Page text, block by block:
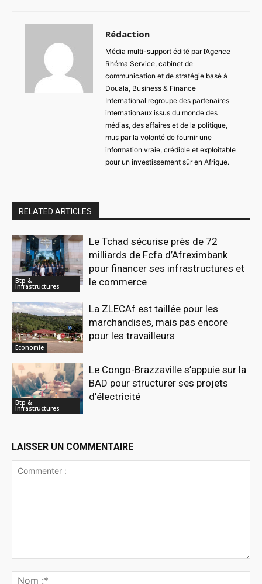
Rédaction
Média multi-support édité par l’Agence
Rhéma Service, cabinet de
communication et de stratégie basé à
Douala, Business & Finance
International regroupe des partenaires
internationaux issus du monde des
médias, des affaires et de la politique,
mus par la volonté de fournir une
information vraie, crédible et exploitable
pour un investissement sûr en Afrique.
RELATED ARTICLES
Btp &
Infrastructures
Le Tchad sécurise près de 72
milliards de Fcfa d’Afreximbank
pour financer ses infrastructures et
le commerce
Economie
La ZLECAf est taillée pour les
marchandises, mais pas encore
pour les travailleurs
Btp &
Infrastructures
Le Congo-Brazzaville s’appuie sur la
BAD pour structurer ses projets
d’électricité
LAISSER UN COMMENTAIRE